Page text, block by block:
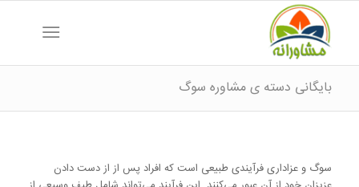
بایگانی دسته ی مشاوره سوگ
سوگ و عزاداری فرآیندی طبیعی است که افراد پس از از دست دادن